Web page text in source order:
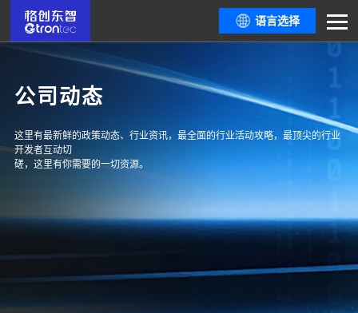
语言选择
公司动态
这里有最新鲜的政策动态、行业资讯，最全面的行业活动攻略，最顶尖的行业
开发者互动切
磋，这里有你需要的一切资源。